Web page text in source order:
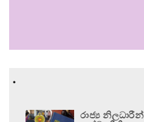
.
රාජ්‍ය